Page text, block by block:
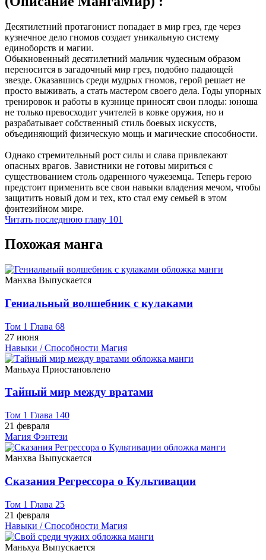
Десятилетний протагонист попадает в мир грез, где через
кузнечное дело гномов создает уникальную систему
единоборств и магии.
Обыкновенный десятилетний мальчик чудесным образом
переносится в загадочный мир грез, подобно падающей
звезде. Оказавшись среди мудрых гномов, герой решает не
просто выживать, а стать мастером своего дела. Годы упорных
тренировок и работы в кузнице приносят свои плоды: юноша
не только превосходит учителей в ковке оружия, но и
разрабатывает собственный стиль боевых искусств,
объединяющий физическую мощь и магические способности.
Однако стремительный рост силы и слава привлекают
опасных врагов. Завистники не готовы мириться с
существованием столь одаренного чужеземца. Теперь герою
предстоит применить все свои навыки владения мечом, чтобы
защитить новый дом и тех, кто стал ему семьей в этом
фэнтезийном мире.
Читать последнюю главу 101
Похожая манга
Манхва Выпускается
Гениальный волшебник с кулаками
Том 1 Глава 68
27 июня
Навыки / Способности Магия
Маньхуа Приостановлено
Тайный мир между вратами
Том 1 Глава 140
21 февраля
Магия Фэнтези
Манхва Выпускается
Сказания Регрессора о Культивации
Том 1 Глава 25
21 февраля
Навыки / Способности Магия
Маньхуа Выпускается